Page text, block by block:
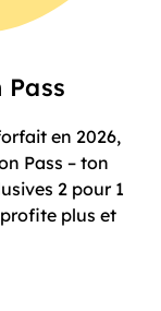
en 2026,
Pass – ton
2 pour 1
plus et